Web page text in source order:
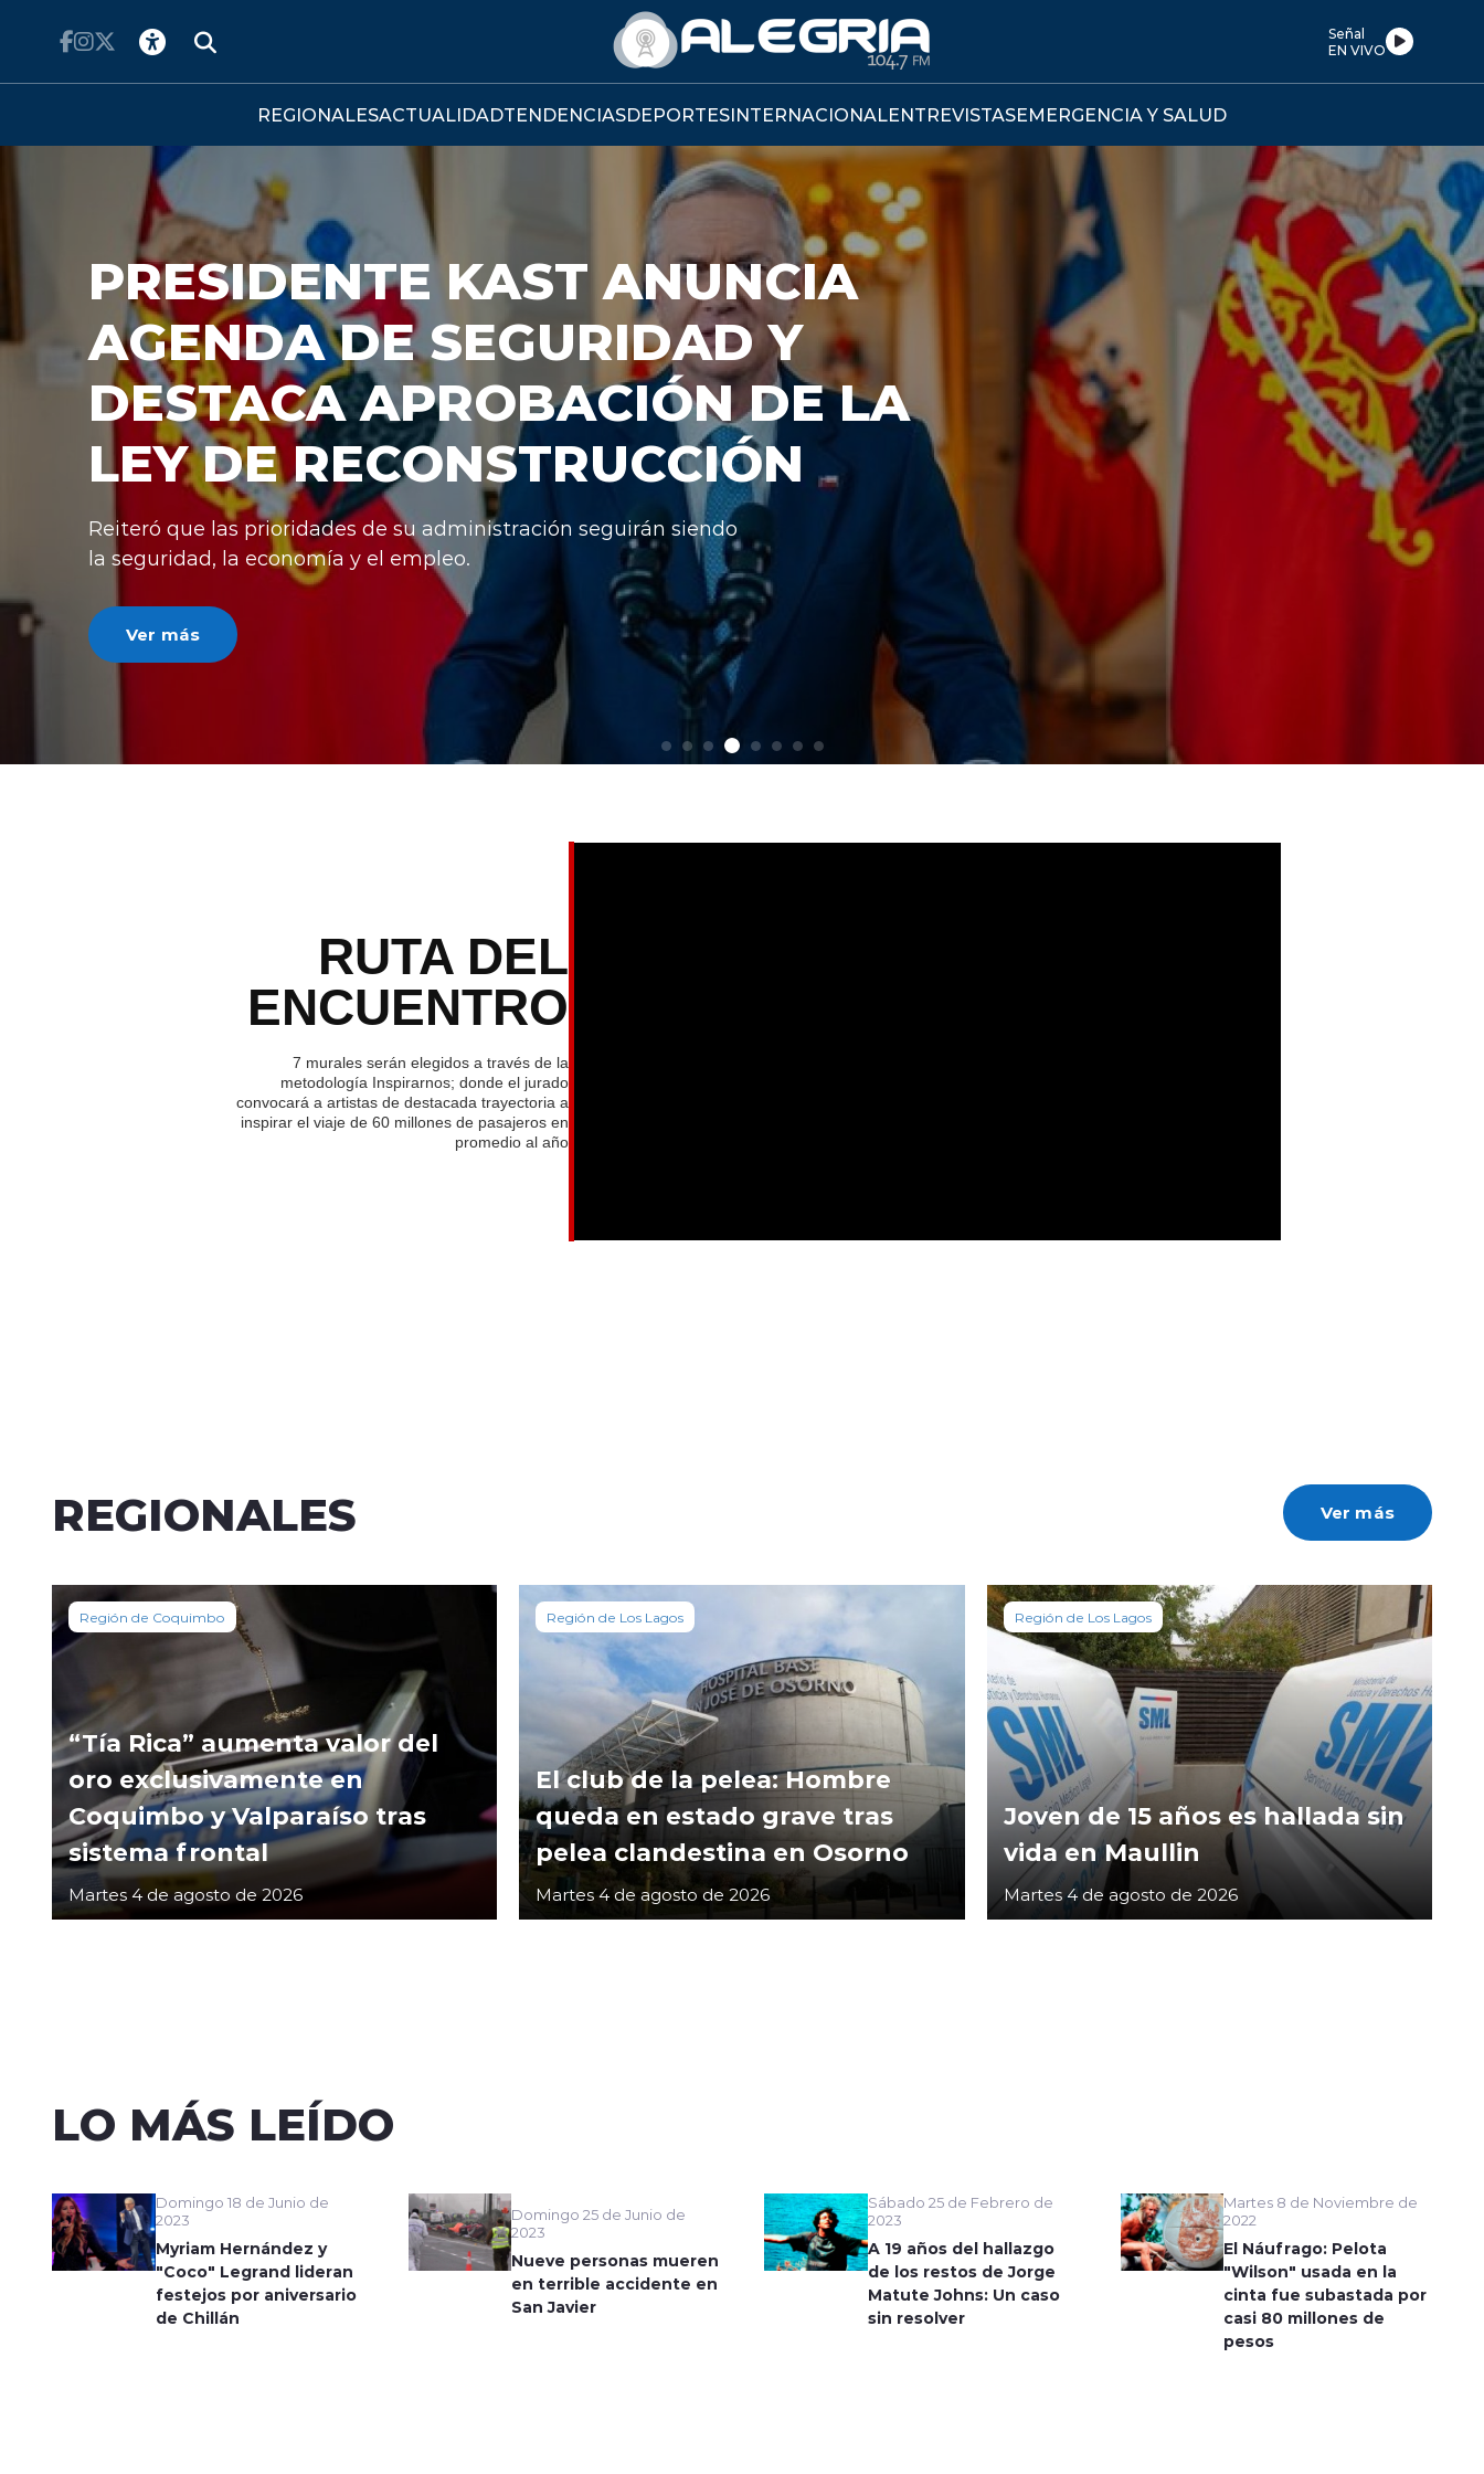
Señal
EN VIVO
REGIONALESACTUALIDADTENDENCIASDEPORTESINTERNACIONALENTREVISTASEMERGENCIA Y SALUD
A LEY: SENADO COMPLETA
DESPACHO DE PROYECTO DE
RECONSTRUCCIÓ NACIONAL
Ahora la ley deberá superar la revisión del Tribunal Constitucional
luego de recursos impuestos por la oposición, desde donde
critican la norma por desigualdad territorial.
RUTA DEL
ENCUENTRO
7 murales serán elegidos a través de la
metodología Inspirarnos; donde el jurado
convocará a artistas de destacada trayectoria a
inspirar el viaje de 60 millones de pasajeros en
promedio al año
REGIONALES Ver más
Región de Coquimbo
“Tía Rica” aumenta valor del
oro exclusivamente en
Coquimbo y Valparaíso tras
sistema frontal
Martes 4 de agosto de 2026
Región de Los Lagos
El club de la pelea: Hombre
queda en estado grave tras
pelea clandestina en Osorno
Martes 4 de agosto de 2026
Región de Los Lagos
Joven de 15 años es hallada sin
vida en Maullin
Martes 4 de agosto de 2026
LO MÁS LEÍDO
Domingo 18 de Junio de
2023
Myriam Hernández y
"Coco" Legrand lideran
festejos por aniversario
de Chillán
Domingo 25 de Junio de
2023
Nueve personas mueren
en terrible accidente en
San Javier
Sábado 25 de Febrero de
2023
A 19 años del hallazgo
de los restos de Jorge
Matute Johns: Un caso
sin resolver
Martes 8 de Noviembre de
2022
El Náufrago: Pelota
"Wilson" usada en la
cinta fue subastada por
casi 80 millones de
pesos